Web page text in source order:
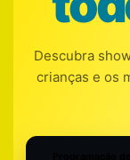
Descubra
crianças e os